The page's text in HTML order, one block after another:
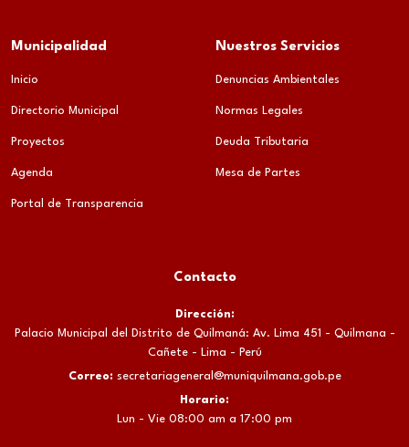
Municipalidad
Inicio
Directorio Municipal
Proyectos
Agenda
Portal de Transparencia
Nuestros Servicios
Denuncias Ambientales
Normas Legales
Deuda Tributaria
Mesa de Partes
Contacto
Dirección:
Palacio Municipal del Distrito de Quilmaná: Av. Lima 451 - Quilmana -
Cañete - Lima - Perú
Correo: secretariageneral@muniquilmana.gob.pe
Horario:
Lun - Vie 08:00 am a 17:00 pm